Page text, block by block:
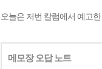
오늘은 저번 칼럼에서 예고
메모장 오답 노트